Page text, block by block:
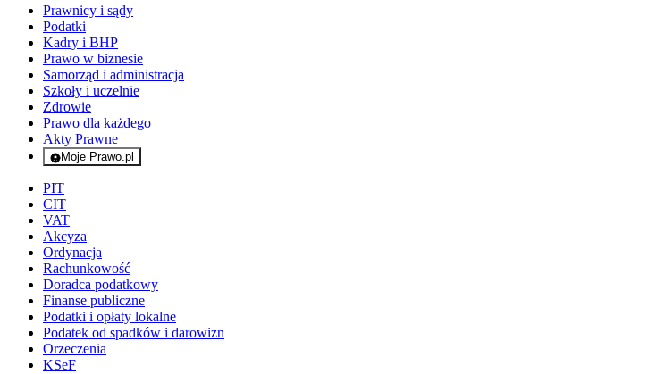
Prawnicy i sądy
Podatki
Kadry i BHP
Prawo w biznesie
Samorząd i administracja
Szkoły i uczelnie
Zdrowie
Prawo dla każdego
Akty Prawne
Moje Prawo.pl
- rejestracja i logowanie do serwisu
PIT
CIT
VAT
Akcyza
Ordynacja
Rachunkowość
Doradca podatkowy
Finanse publiczne
Podatki i opłaty lokalne
Podatek od spadków i darowizn
Orzeczenia
KSeF